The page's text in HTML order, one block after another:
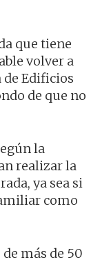
que tiene
volver a
de Edificios
de que no
la
realizar la
ya sea si
como
más de 50